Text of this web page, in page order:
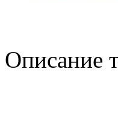
Описание